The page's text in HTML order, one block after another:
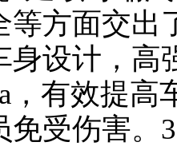
等方面交出
身设计，高
，有效提
受伤害。